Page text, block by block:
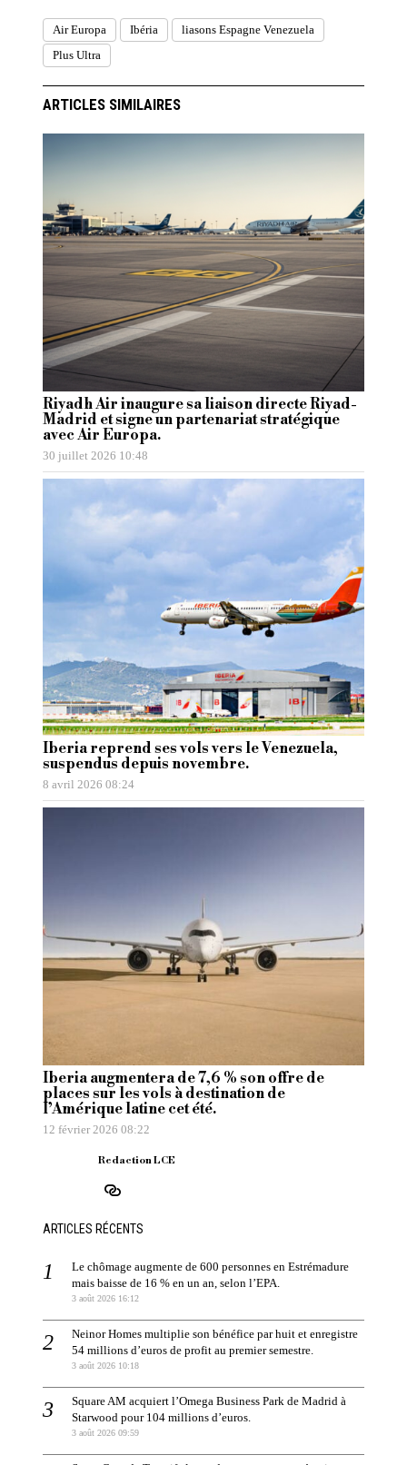
Air Europa Ibéria
liasons Espagne Venezuela
Plus Ultra
ARTICLES SIMILAIRES
Riyadh Air inaugure sa liaison directe Riyad-
Madrid et signe un partenariat stratégique
avec Air Europa.
30 juillet 2026 10:48
Iberia reprend ses vols vers le Venezuela,
suspendus depuis novembre.
8 avril 2026 08:24
Iberia augmentera de 7,6 % son offre de
places sur les vols à destination de
l’Amérique latine cet été.
12 février 2026 08:22
Redaction LCE
ARTICLES RÉCENTS
Le chômage augmente de 600 personnes en Estrémadure
mais baisse de 16 % en un an, selon l’EPA.
3 août 2026 16:12
Neinor Homes multiplie son bénéfice par huit et enregistre
54 millions d’euros de profit au premier semestre.
3 août 2026 10:18
Square AM acquiert l’Omega Business Park de Madrid à
Starwood pour 104 millions d’euros.
3 août 2026 09:59